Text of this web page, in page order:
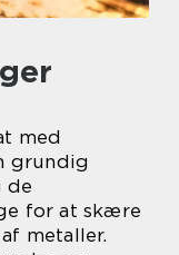
med
grundig
de
for at skære
metaller.